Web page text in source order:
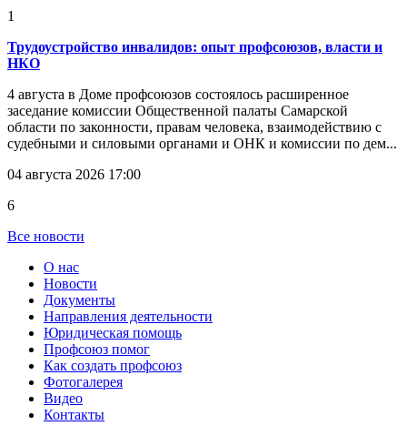
1
Трудоустройство инвалидов: опыт профсоюзов, власти и
НКО
4 августа в Доме профсоюзов состоялось расширенное
заседание комиссии Общественной палаты Самарской
области по законности, правам человека, взаимодействию с
судебными и силовыми органами и ОНК и комиссии по дем...
04 августа 2026 17:00
6
Все новости
О нас
Новости
Документы
Направления деятельности
Юридическая помощь
Профсоюз помог
Как создать профсоюз
Фотогалерея
Видео
Контакты